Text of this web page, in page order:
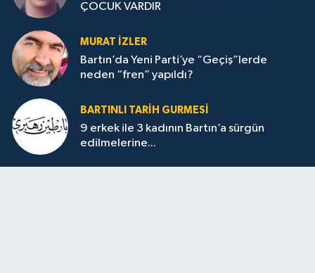
ÇOCUK VARDIR
MURAT İZLER
Bartın’da Yeni Parti’ye “Geçiş”lerde
neden “fren” yapıldı?
BARTINLI TARIH GURMESI
9 erkek ile 3 kadının Bartın’a sürgün
edilmelerine...